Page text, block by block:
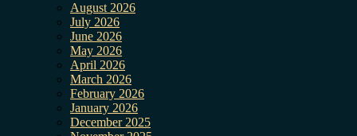
August 2026
July 2026
June 2026
May 2026
April 2026
March 2026
February 2026
January 2026
December 2025